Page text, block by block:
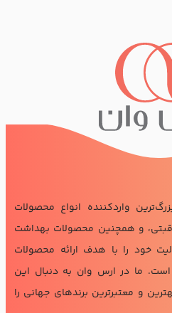
واردکننده انواع محصولات
و همچنین محصولات بهداشت
خود را با هدف ارائه محصولات
است. ما در ارس وان به دنبال این
و معتبرترین برندهای جهانی را